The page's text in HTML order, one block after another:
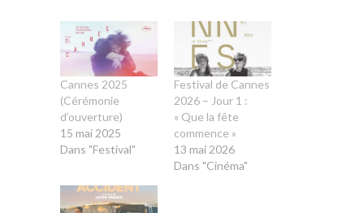
Cannes 2025
(Cérémonie
d’ouverture)
15 mai 2025
Dans "Festival"
Festival de Cannes
2026 – Jour 1 :
« Que la fête
commence »
13 mai 2026
Dans "Cinéma"